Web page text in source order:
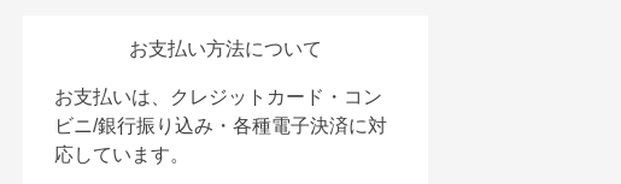
お支払い方法について
お支払いは、クレジットカード・コン
ビニ/銀行振り込み・各種電子決済に対
応しています。